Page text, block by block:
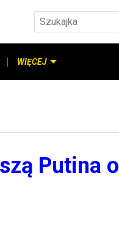
WIĘCEJ
Putina o